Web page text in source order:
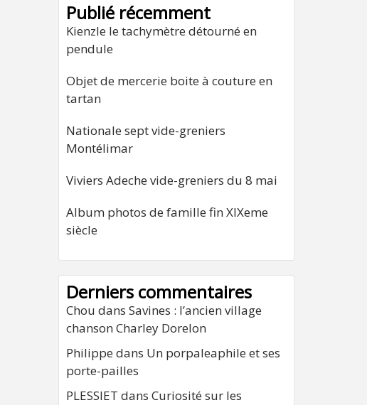
Publié récemment
Kienzle le tachymètre détourné en
pendule
Objet de mercerie boite à couture en
tartan
Nationale sept vide-greniers
Montélimar
Viviers Adeche vide-greniers du 8 mai
Album photos de famille fin XIXeme
siècle
Derniers commentaires
Chou dans Savines : l’ancien village
chanson Charley Dorelon
Philippe dans Un porpaleaphile et ses
porte-pailles
PLESSIET dans Curiosité sur les